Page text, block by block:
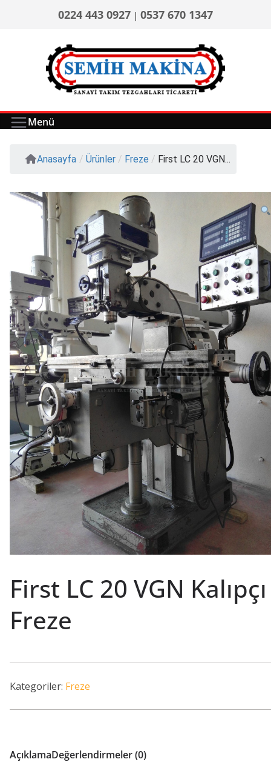
0224 443 0927 | 0537 670 1347
Menü
Anasayfa / Ürünler / Freze / First LC 20 VGN...
First LC 20 VGN Kalıpçı
Freze
Kategoriler: Freze
AçıklamaDeğerlendirmeler (0)